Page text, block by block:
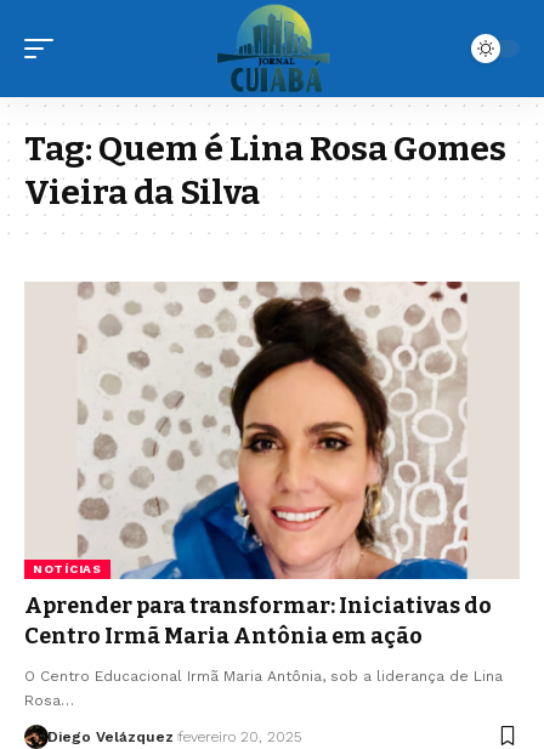
Tag:Quem é Lina Rosa Gomes
Vieira da Silva
NOTÍCIAS
Aprender para transformar: Iniciativas do
Centro Irmã Maria Antônia em ação
O Centro Educacional Irmã Maria Antônia, sob a liderança de Lina
Rosa…
Diego Velázquez fevereiro 20, 2025